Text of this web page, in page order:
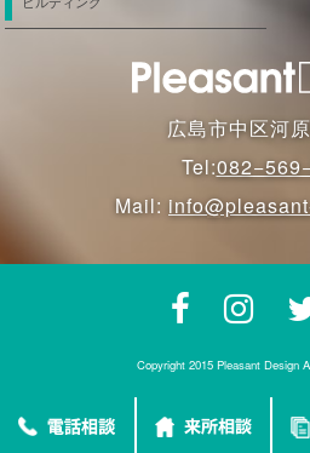
広島市中区河
Tel:
Mail:
Copyright 2015 Pleasant Design